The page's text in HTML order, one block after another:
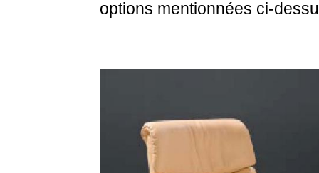
options mentionnées ci-